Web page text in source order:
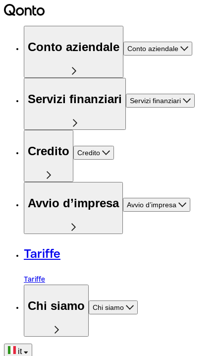
Conto aziendale Conto aziendale
Servizi finanziari Servizi finanziari
Credito Credito
Avvio d’impresa Avvio d’impresa
Tariffe
Tariffe
Chi siamo Chi siamo
it